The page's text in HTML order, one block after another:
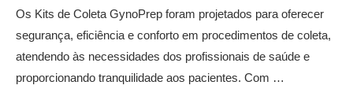
Os Kits de Coleta GynoPrep foram projetados para oferecer
segurança, eficiência e conforto em procedimentos de coleta,
atendendo às necessidades dos profissionais de saúde e
proporcionando tranquilidade aos pacientes. Com …